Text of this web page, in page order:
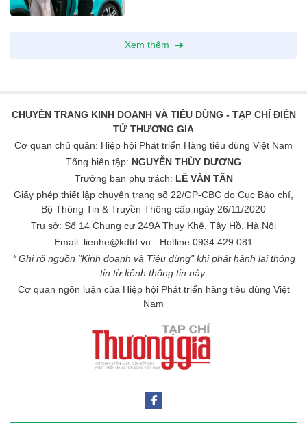
Xem thêm
CHUYÊN TRANG KINH DOANH VÀ TIÊU DÙNG - TẠP CHÍ ĐIỆN
TỬ THƯƠNG GIA
Cơ quan chủ quản: Hiệp hội Phát triển Hàng tiêu dùng Việt Nam
Tổng biên tập: NGUYỄN THÙY DƯƠNG
Trưởng ban phụ trách: LÊ VĂN TÂN
Giấy phép thiết lập chuyên trang số 22/GP-CBC do Cục Báo chí,
Bộ Thông Tin & Truyền Thông cấp ngày 26/11/2020
Trụ sở: Số 14 Chung cư 249A Thụy Khê, Tây Hồ, Hà Nội
Email: lienhe@kdtd.vn - Hotline:0934.429.081
* Ghi rõ nguồn "Kinh doanh và Tiêu dùng" khi phát hành lại thông
tin từ kênh thông tin này.
Cơ quan ngôn luận của Hiệp hội Phát triển hàng tiêu dùng Việt
Nam